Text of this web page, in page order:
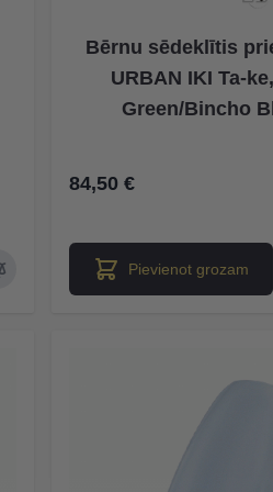
Bērnu sēdeklītis
URBAN IKI Ta-
Green/Bincho
84,50 €
Pievienot grozam